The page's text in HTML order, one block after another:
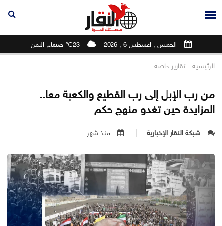
الخميس , اغسطس 6 , 2026 23℃ صنعاء, اليمن
الرئيسية - تقارير خاصة
من رب الإبل إلى رب القطيع والكعبة معا..
المزايدة حين تغدو منهج حكم
شبكة النقار الإخبارية منذ شهر